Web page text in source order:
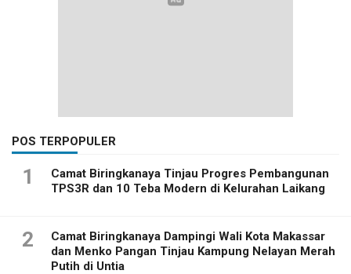
POS TERPOPULER
1
Camat Biringkanaya Tinjau Progres Pembangunan
TPS3R dan 10 Teba Modern di Kelurahan Laikang
2
Camat Biringkanaya Dampingi Wali Kota Makassar
dan Menko Pangan Tinjau Kampung Nelayan Merah
Putih di Untia